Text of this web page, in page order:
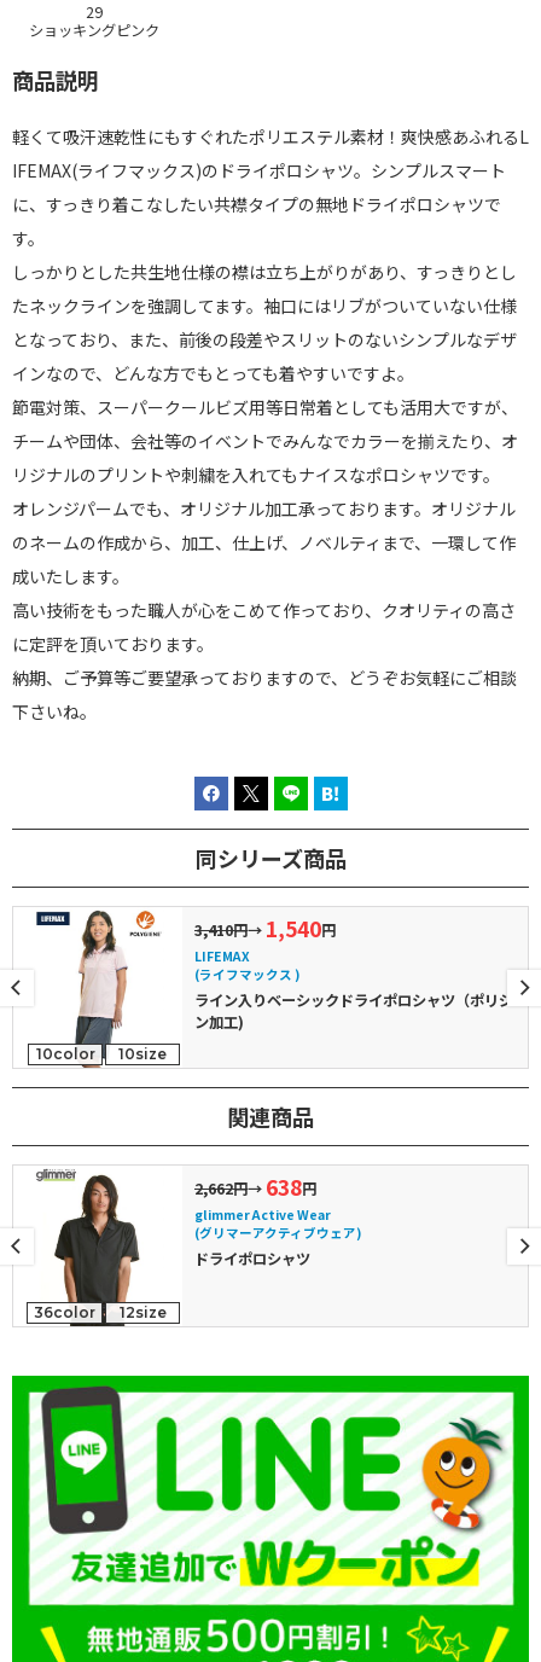
29
ショッキングピンク
商品説明
軽くて吸汗速乾性にもすぐれたポリエステル素材！爽快感あふれるL
IFEMAX(ライフマックス)のドライポロシャツ。シンプルスマート
に、すっきり着こなしたい共襟タイプの無地ドライポロシャツで
す。
しっかりとした共生地仕様の襟は立ち上がりがあり、すっきりとし
たネックラインを強調してます。袖口にはリブがついていない仕様
となっており、また、前後の段差やスリットのないシンプルなデザ
インなので、どんな方でもとっても着やすいですよ。
節電対策、スーパークールビズ用等日常着としても活用大ですが、
チームや団体、会社等のイベントでみんなでカラーを揃えたり、オ
リジナルのプリントや刺繍を入れてもナイスなポロシャツです。
オレンジパームでも、オリジナル加工承っております。オリジナル
のネームの作成から、加工、仕上げ、ノベルティまで、一環して作
成いたします。
高い技術をもった職人が心をこめて作っており、クオリティの高さ
に定評を頂いております。
納期、ご予算等ご要望承っておりますので、どうぞお気軽にご相談
下さいね。
同シリーズ商品
10color 10size
3,410円→ 1,540円
LIFEMAX
(ライフマックス )
ライン入りベーシックドライポロシャツ（ポリジ
ン加工)
関連商品
36color 12size
2,662円→ 638円
glimmer Active Wear
(グリマーアクティブウェア)
ドライポロシャツ